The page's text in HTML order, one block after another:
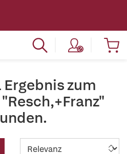
Ergebnis zum